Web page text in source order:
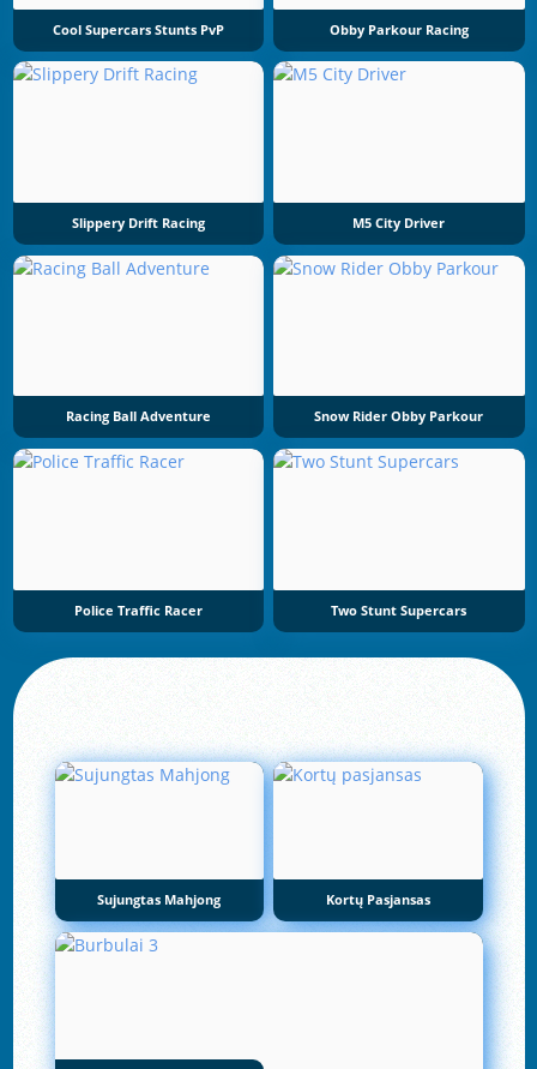
Cool Supercars Stunts PvP Obby Parkour Racing
Slippery Drift Racing M5 City Driver
Racing Ball Adventure Snow Rider Obby Parkour
Police Traffic Racer Two Stunt Supercars
Sujungtas Mahjong Kortų Pasjansas